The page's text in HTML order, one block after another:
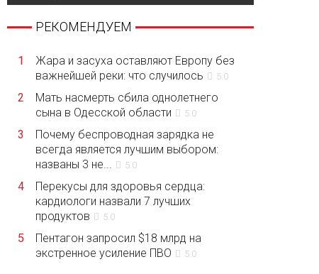
РЕКОМЕНДУЕМ
1
Жара и засуха оставляют Европу без
важнейшей реки: что случилось
5.0
2
Мать насмерть сбила однолетнего
сына в Одесской области
5.0
3
Почему беспроводная зарядка не
всегда является лучшим выбором:
названы 3 не...
5.0
4
Перекусы для здоровья сердца:
кардиологи назвали 7 лучших
продуктов
5.0
5
Пентагон запросил $18 млрд на
экстренное усиление ПВО
5.0